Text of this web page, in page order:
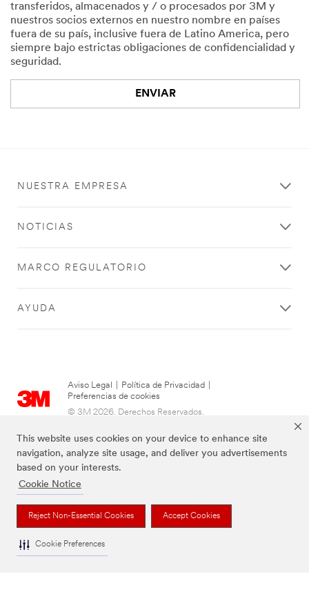
This website uses cookies on your device to enhance site
navigation, analyze site usage, and deliver you advertisements
based on your interests.
Cookie Notice
Reject Non-Essential Cookies Accept Cookies
Cookie Preferences
transferidos, almacenados y / o procesados por 3M y
nuestros socios externos en nuestro nombre en países
fuera de su país, inclusive fuera de Latino America, pero
siempre bajo estrictas obligaciones de confidencialidad y
seguridad.
ENVIAR
ocurrido
en
Por
de
ha
con
NUESTRA EMPRESA
NOTICIAS
MARCO REGULATORIO
AYUDA
Aviso Legal Política de Privacidad
Preferencias de cookies
© 3M 2026. Derechos Reservados.
Las marcas mencionadas arriba son Marcas Registradas de 3M.